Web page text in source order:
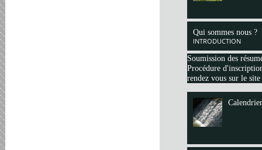
Qui sommes nous ?
INTRODUCTION
Soumission des
Procédure
rendez vous sur le
Calendrier